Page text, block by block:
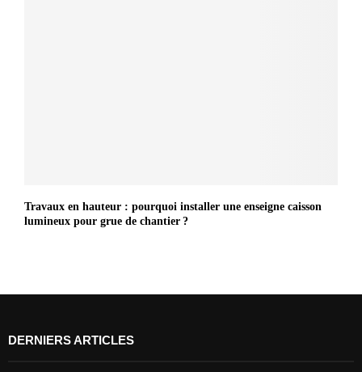
Travaux en hauteur : pourquoi installer une enseigne caisson
lumineux pour grue de chantier ?
DERNIERS ARTICLES